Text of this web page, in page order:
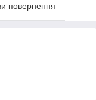
повернення